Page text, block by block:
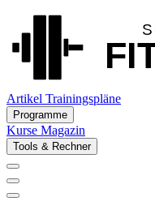
Artikel Trainingspläne
Programme
Kurse Magazin
Tools & Rechner